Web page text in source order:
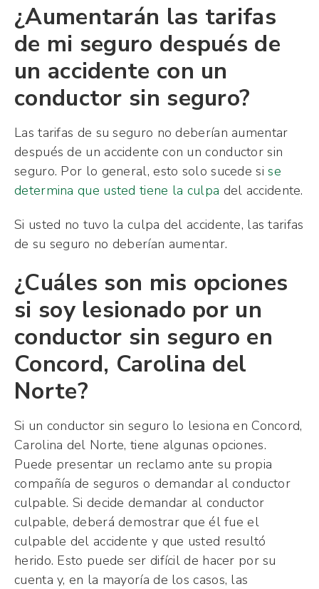
¿Aumentarán las tarifas
de mi seguro después de
un accidente con un
conductor sin seguro?
Las tarifas de su seguro no deberían aumentar
después de un accidente con un conductor sin
seguro. Por lo general, esto solo sucede sise
determina que usted tiene la culpa del accidente.
Si usted no tuvo la culpa del accidente, las tarifas
de su seguro no deberían aumentar.
¿Cuáles son mis opciones
si soy lesionado por un
conductor sin seguro en
Concord, Carolina del
Norte?
Si un conductor sin seguro lo lesiona en Concord,
Carolina del Norte, tiene algunas opciones.
Puede presentar un reclamo ante su propia
compañía de seguros o demandar al conductor
culpable. Si decide demandar al conductor
culpable, deberá demostrar que él fue el
culpable del accidente y que usted resultó
herido. Esto puede ser difícil de hacer por su
cuenta y, en la mayoría de los casos, las